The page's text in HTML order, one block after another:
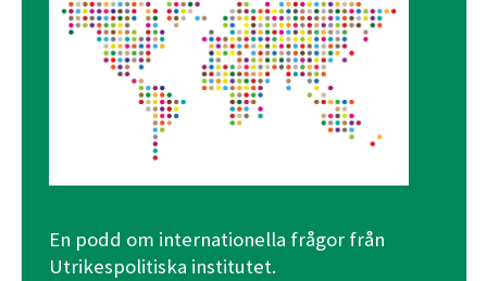
En podd om internationella frågor från
Utrikespolitiska institutet.